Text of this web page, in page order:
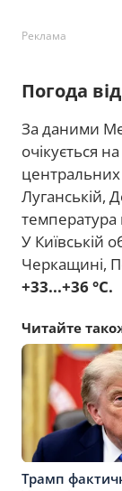
Реклама
Погода
За даними
очікується
центральних
Луганській,
температура
У Київській
Черкащині,
+33...+36 °C.
Читайте
Трамп